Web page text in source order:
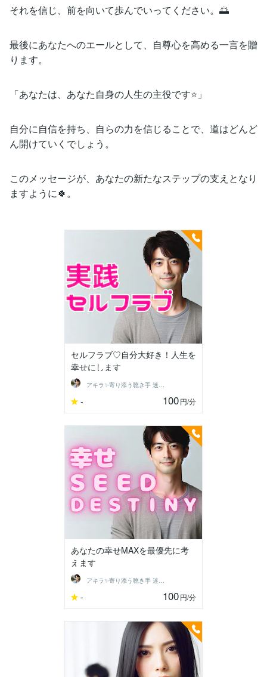
それを信じ、前を向いて歩んでいってください。🌅
最後にあなたへのエールとして、自尊心を高める一言を贈
ります。
「あなたは、あなた自身の人生の主役です⭐」
自分に自信を持ち、自らの力を信じることで、道はどんど
ん開けていくでしょう。
このメッセージが、あなたの新たなステップの支えとなり
ますように🍀。
セルフラブ♡自分大好き！人生を
幸せにします
アキラ✨寄り添う聴き手 迷い不安の相談室
- 100円/分
あなたの幸せMAXを最優先に考
えます
アキラ✨寄り添う聴き手 迷い不安の相談室
- 100円/分